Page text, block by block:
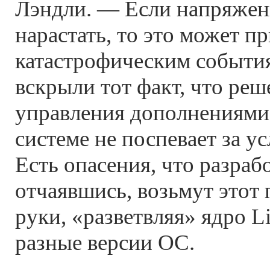
Лэндли. — Если
нарастать, то это может
катастрофическим
вскрыли тот факт, что
управления
системе не поспевает за
Есть опасения, что
отчаявшись, возьмут этот
руки, «разветвляя» ядро
разные версии ОС.